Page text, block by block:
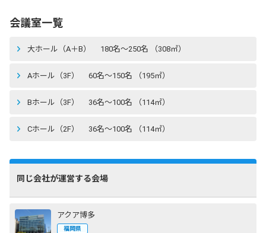
会議室一覧
大ホール（A＋B） 180名〜250名 （308㎡）
Aホール（3F） 60名〜150名 （195㎡）
Bホール（3F） 36名〜100名 （114㎡）
Cホール（2F） 36名〜100名 （114㎡）
同じ会社が運営する会場
アクア博多
福岡県